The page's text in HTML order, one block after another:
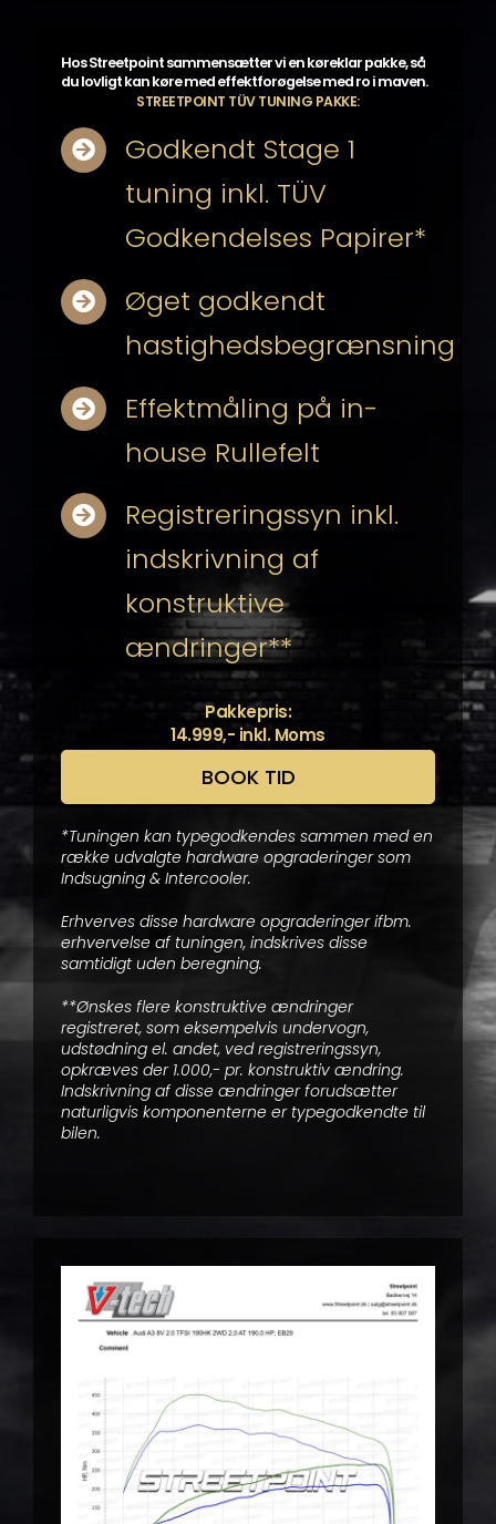
Hos Streetpoint sammensætter vi en køreklar pakke, så
du lovligt kan køre med effektforøgelse med ro i maven.
STREETPOINT TÜV TUNING PAKKE:
Godkendt Stage 1
tuning inkl. TÜV
Godkendelses Papirer*
Øget godkendt
hastighedsbegrænsning
Effektmåling på in-
house Rullefelt
Registreringssyn inkl.
indskrivning af
konstruktive
ændringer**
Pakkepris:
14.999,- inkl. Moms
BOOK TID
*Tuningen kan typegodkendes sammen med en
række udvalgte hardware opgraderinger som
Indsugning & Intercooler.
Erhverves disse hardware opgraderinger ifbm.
erhvervelse af tuningen, indskrives disse
samtidigt uden beregning.
**Ønskes flere konstruktive ændringer
registreret, som eksempelvis undervogn,
udstødning el. andet, ved registreringssyn,
opkræves der 1.000,- pr. konstruktiv ændring.
Indskrivning af disse ændringer forudsætter
naturligvis komponenterne er typegodkendte til
bilen.